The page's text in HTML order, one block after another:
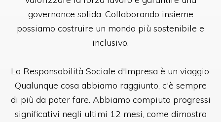
governance solida. Collaborando insieme
possiamo costruire un mondo più sostenibile e
inclusivo.
La Responsabilità Sociale d'Impresa è un viaggio.
Qualunque cosa abbiamo raggiunto, c'è sempre
di più da poter fare. Abbiamo compiuto progressi
significativi negli ultimi 12 mesi, come dimostra